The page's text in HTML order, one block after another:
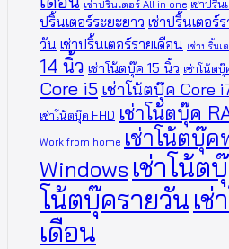
เช่าปริ้นเตอร์ All in one เช่าปริ้
ปริ้นเตอร์ระยะยาว เช่าปริ้นเตอร์
วัน เช่าปริ้นเตอร์รายเดือน เช่าปริ้นเ
14 นิ้ว เช่าโน้ตบุ๊ค 15 นิ้ว เช่าโน้ต
Core i5 เช่าโน้ตบุ๊ค Core
เช่าโน้ตบุ๊ค FHD เช่าโน้ตบุ๊ค
Work from home เช่าโน้ตบุ๊ค
Windows เช่าโน้ต
โน้ตบุ๊ครายวันเช่
เดือน